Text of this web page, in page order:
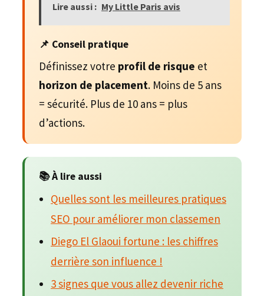
Lire aussi : My Little Paris avis
📌 Conseil pratique
Définissez votre profil de risque et
horizon de placement. Moins de 5 ans
= sécurité. Plus de 10 ans = plus
d’actions.
📚 À lire aussi
Quelles sont les meilleures pratiques
SEO pour améliorer mon classemen
Diego El Glaoui fortune : les chiffres
derrière son influence !
3 signes que vous allez devenir riche